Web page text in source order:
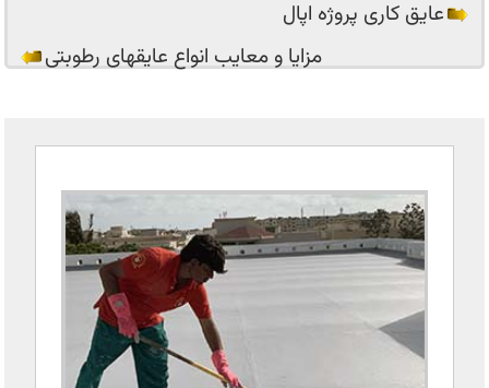
عایق کاری پروژه اپال
مزایا و معایب انواع عایقهای رطوبتی